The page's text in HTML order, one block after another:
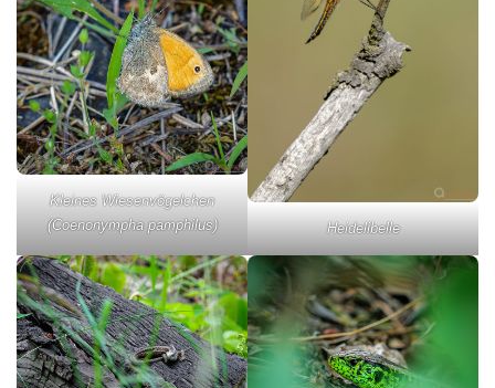
Kleines Wiesenvögelchen
(Coenonympha pamphilus)
Heidelibelle